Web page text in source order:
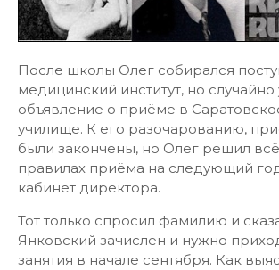
После школы Олег собирался
медицинский институт, но
объявление о приёме в
училище. К его разочарованию,
были закончены, но Олег решил
правилах приёма на следующий
кабинет директора.
Тот только спросил фамилию и
Янковский зачислен и нужно
занятия в начале сентября. Как